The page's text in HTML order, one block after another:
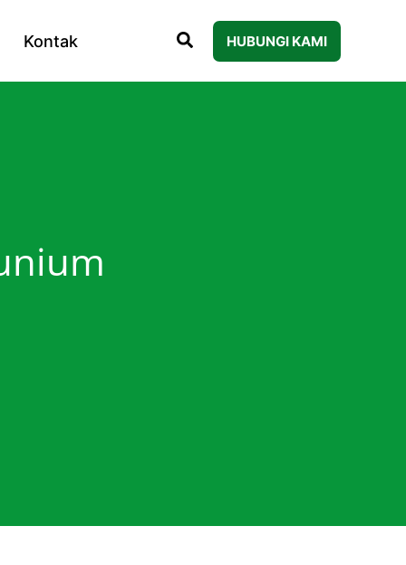
Kontak HUBUNGI KAMI